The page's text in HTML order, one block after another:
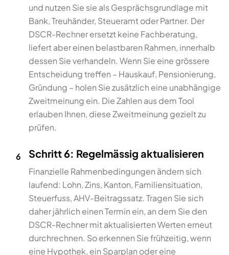
und nutzen Sie sie als Gesprächsgrundlage mit
Bank, Treuhänder, Steueramt oder Partner. Der
DSCR-Rechner ersetzt keine Fachberatung,
liefert aber einen belastbaren Rahmen, innerhalb
dessen Sie verhandeln. Wenn Sie eine grössere
Entscheidung treffen – Hauskauf, Pensionierung,
Gründung – holen Sie zusätzlich eine unabhängige
Zweitmeinung ein. Die Zahlen aus dem Tool
erlauben Ihnen, diese Zweitmeinung gezielt zu
prüfen.
6 Schritt 6: Regelmässig aktualisieren
Finanzielle Rahmenbedingungen ändern sich
laufend: Lohn, Zins, Kanton, Familiensituation,
Steuerfuss, AHV-Beitragssatz. Tragen Sie sich
daher jährlich einen Termin ein, an dem Sie den
DSCR-Rechner mit aktualisierten Werten erneut
durchrechnen. So erkennen Sie frühzeitig, wenn
eine Hypothek, ein Sparplan oder eine